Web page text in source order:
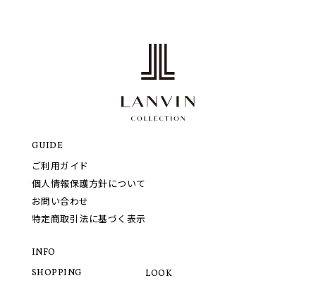
GUIDE
ご利用ガイド
個人情報保護方針について
お問い合わせ
特定商取引法に基づく表示
INFO
SHOPPING
LOOK